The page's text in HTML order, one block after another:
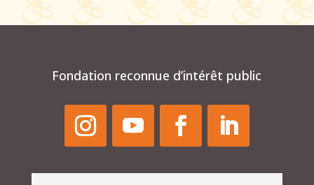
Fondation reconnue d’intérêt public